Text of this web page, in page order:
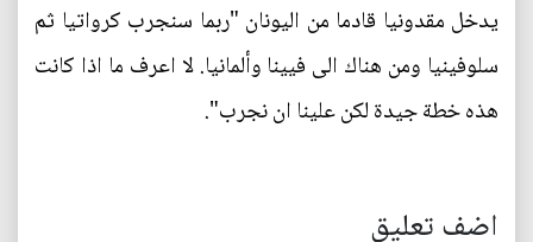
يدخل مقدونيا قادما من اليونان "ربما سنجرب كرواتيا ثم
سلوفينيا ومن هناك الى فيينا وألمانيا. لا اعرف ما اذا كانت
هذه خطة جيدة لكن علينا ان نجرب".
اضف تعليق